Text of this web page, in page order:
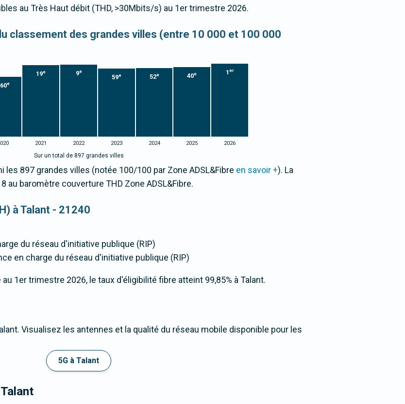
au Très Haut débit (THD, >30Mbits/s) au 1er trimestre 2026.
classement des grandes villes (entre 10 000 et 100 000
e
19e 9e
59e 52e 40e 1 er
2021 2022 2023 2024 2025 2026
Sur un total de 897 grandes villes
les 897 grandes villes (notée 100/100 par Zone ADSL&Fibre en savoir +). La
au baromètre couverture THD Zone ADSL&Fibre.
à Talant - 21240
du réseau d'initiative publique (RIP)
en charge du réseau d'initiative publique (RIP)
1er trimestre 2026, le taux d'éligibilité fibre atteint 99,85% à Talant.
Visualisez les antennes et la qualité du réseau mobile disponible pour les
5G à Talant